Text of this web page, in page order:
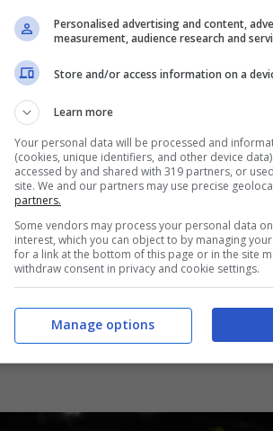
anzi: le sue parole
Personalised advertising and content,
measurement, audience research and
Store and/or access information on a
Learn more
Your personal data will be processed and
(cookies, unique identifiers, and other device
accessed by and shared with 319 partners, or
site. We and our partners may use precise
partners.
Some vendors may process your personal data
interest, which you can object to by managing
for a link at the bottom of this page or in the site
withdraw consent in privacy and cookie settings.
Manage options